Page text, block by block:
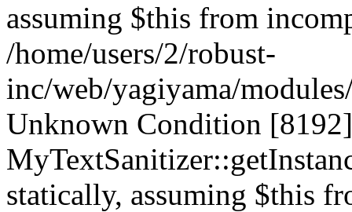
assuming $this from
/home/users/2/robust-
inc/web/yagiyama/
Unknown Condition
statically, assuming $this